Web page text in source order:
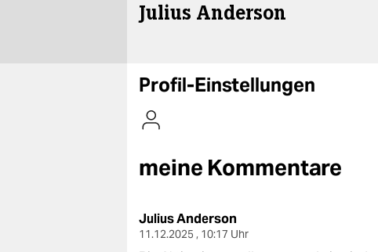
politik
gesellschaft
kultur
nord
Julius Anderson
Profil-Einstellungen
meine Kommentare
Julius Anderson
11.12.2025 , 10:17 Uhr